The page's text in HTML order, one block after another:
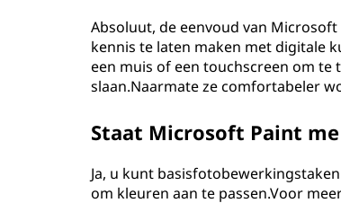
Absoluut, de eenvoud van
kennis te laten maken met digitale
een muis of een touchscreen om te
slaan.Naarmate ze comfortabeler
Staat Microsoft Paint
Ja, u kunt
om kleuren aan te passen.Voor